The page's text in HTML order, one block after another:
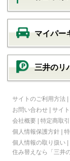
マイパー
三井のリ
サイトのご利用方法 |
お問い合わせ | サイ
会社概要 | 特定商取
個人情報保護方針 |
個人情報の取り扱い |
住み替えなら
「三井